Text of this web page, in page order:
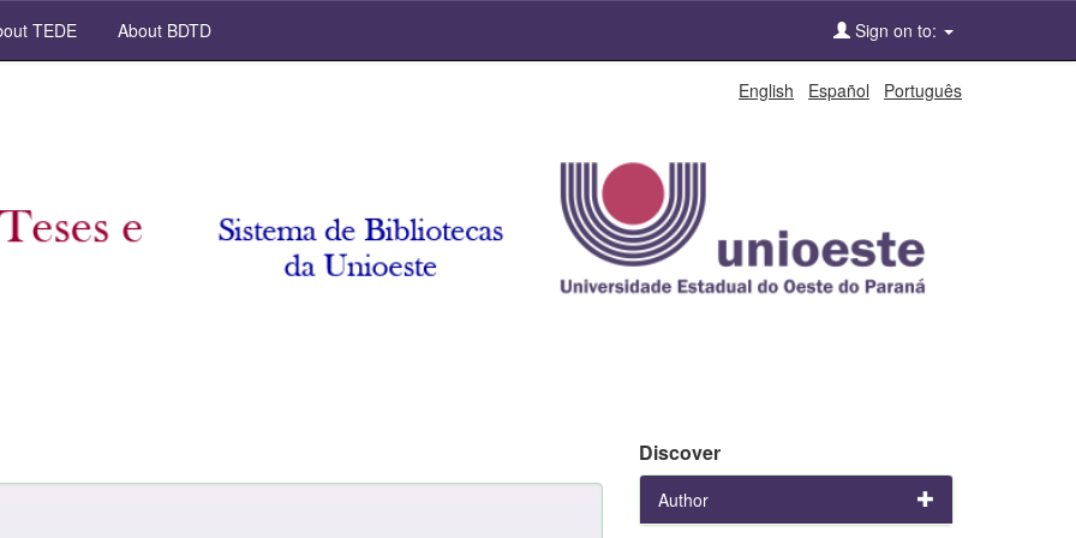
TEDE About BDTD Sign on to:
English Español Português
Discover
Author